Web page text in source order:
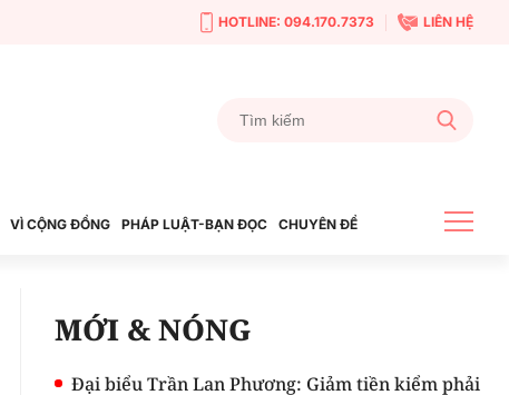
HOTLINE: 094.170.7373 LIÊN HỆ
VÌ CỘNG ĐỒNG PHÁP LUẬT-BẠN ĐỌC CHUYÊN ĐỀ
MỚI & NÓNG
Đại biểu Trần Lan Phương: Giảm tiền kiểm phải